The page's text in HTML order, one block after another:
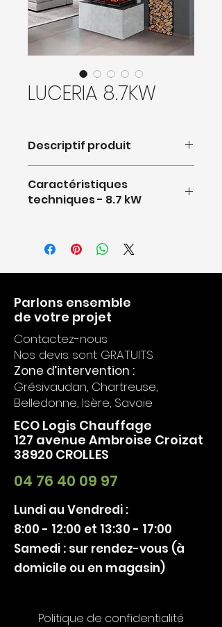
LUCERIA 8.7KW
Descriptif produit
pierre ollaire.
Caractéristiques
techniques - 8.7 kW
Puissance mini - maxi :
Rendement :80.8 %
saisonnière :71 %
Norme :EN13240
Dimensions lxpxh :
915x510x1778mm
Poids
(céramique/Serpentine/fonte) :
350/393/293 kg
Bûches :40 cm
COV :49mg/Nm³
NOX :99mg/Nm³
Poussières :29mg/Nm³
Diamètre des sortie des fumées
:150mm (arrière ou haute)
Entrée d'air :
125mm (arrière ou
dessous)
Option : Kit accumulation chaleur
:ACCU-RLU 100 kg
Intérieur :
Parlons ensemble
de votre projet
Contactez-nous
Nos devis sont GRATUITS
Zone d’intervention :
Grésivaudan, Chartreuse,
Belledonne, Isère, Savoie
ECO Logis Chauffage
127 avenue Ambroise Croizat
38920 CROLLES
04 76 40 09 97
Lundi au Vendredi :
8:00 - 12:00 et 13:30 - 17:00
Samedi : sur rendez-vous (à
domicile ou en magasin)
Politique de confidentialité